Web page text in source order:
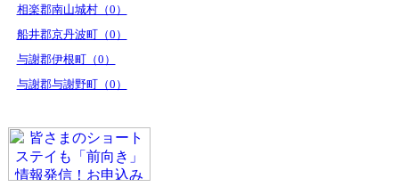
相楽郡南山城村（0）
船井郡京丹波町（0）
与謝郡伊根町（0）
与謝郡与謝野町（0）